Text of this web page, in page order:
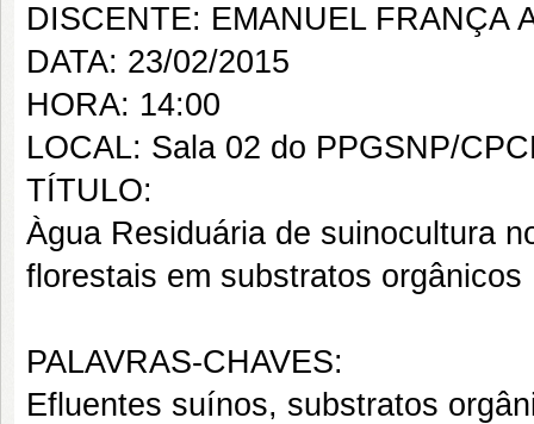
DISCENTE: EMANUEL FRANÇA
DATA: 23/02/2015
HORA: 14:00
LOCAL: Sala 02 do PPGSNP/
TÍTULO:
Àgua Residuária de suinocultura
florestais em substratos orgânicos
PALAVRAS-CHAVES:
Efluentes suínos, substratos